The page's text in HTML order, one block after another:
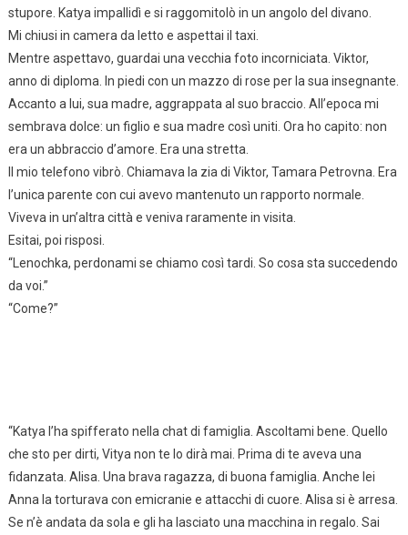
stupore. Katya impallidì e si raggomitolò in un angolo del divano.
Mi chiusi in camera da letto e aspettai il taxi.
Mentre aspettavo, guardai una vecchia foto incorniciata. Viktor,
anno di diploma. In piedi con un mazzo di rose per la sua insegnante.
Accanto a lui, sua madre, aggrappata al suo braccio. All’epoca mi
sembrava dolce: un figlio e sua madre così uniti. Ora ho capito: non
era un abbraccio d’amore. Era una stretta.
Il mio telefono vibrò. Chiamava la zia di Viktor, Tamara Petrovna. Era
l’unica parente con cui avevo mantenuto un rapporto normale.
Viveva in un’altra città e veniva raramente in visita.
Esitai, poi risposi.
“Lenochka, perdonami se chiamo così tardi. So cosa sta succedendo
da voi.”
“Come?”
“Katya l’ha spifferato nella chat di famiglia. Ascoltami bene. Quello
che sto per dirti, Vitya non te lo dirà mai. Prima di te aveva una
fidanzata. Alisa. Una brava ragazza, di buona famiglia. Anche lei
Anna la torturava con emicranie e attacchi di cuore. Alisa si è arresa.
Se n’è andata da sola e gli ha lasciato una macchina in regalo. Sai